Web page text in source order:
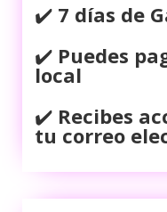
✔️ 7 días de
✔️ Puedes
local
✔️ Recibes
tu correo